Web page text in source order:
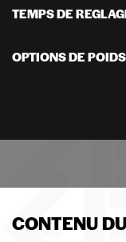
TEMPS DE
OPTIONS DE POIDS
CONTENU